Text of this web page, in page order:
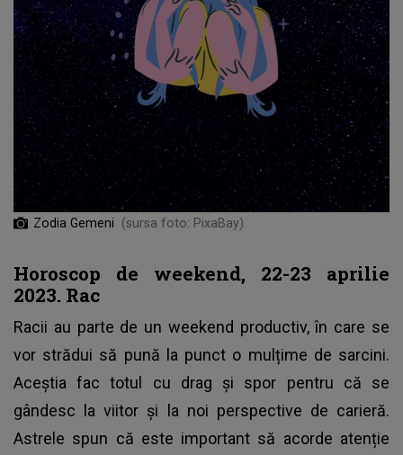
Zodia Gemeni (sursa foto: PixaBay)
Horoscop de weekend, 22-23 aprilie
2023. Rac
Racii au parte de un weekend productiv, în care se
vor strădui să pună la punct o mulțime de sarcini.
Aceștia fac totul cu drag și spor pentru că se
gândesc la viitor și la noi perspective de carieră.
Astrele spun că este important să acorde atenție